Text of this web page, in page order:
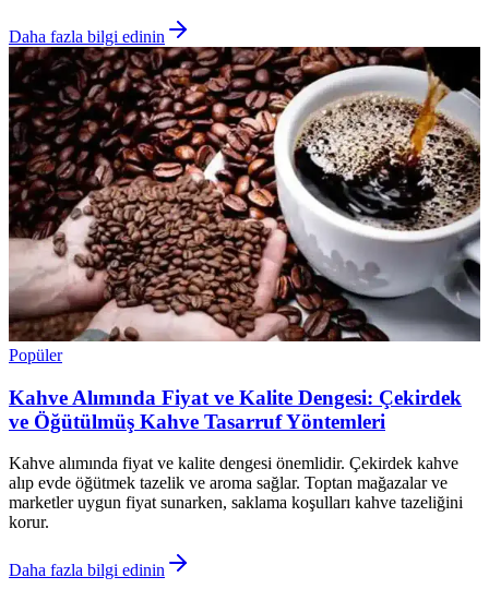
Daha fazla bilgi edinin
Popüler
Kahve Alımında Fiyat ve Kalite Dengesi: Çekirdek
ve Öğütülmüş Kahve Tasarruf Yöntemleri
Kahve alımında fiyat ve kalite dengesi önemlidir. Çekirdek kahve
alıp evde öğütmek tazelik ve aroma sağlar. Toptan mağazalar ve
marketler uygun fiyat sunarken, saklama koşulları kahve tazeliğini
korur.
Daha fazla bilgi edinin